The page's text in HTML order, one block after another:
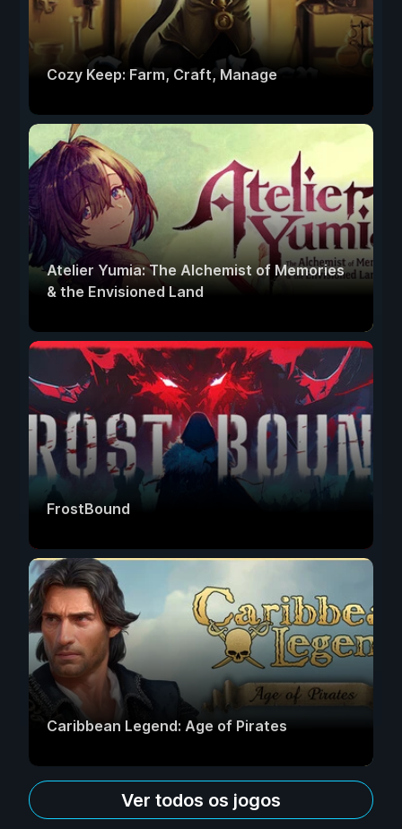
Cozy Keep: Farm, Craft, Manage
Atelier Yumia: The Alchemist of Memories
& the Envisioned Land
FrostBound
Caribbean Legend: Age of Pirates
Ver todos os jogos